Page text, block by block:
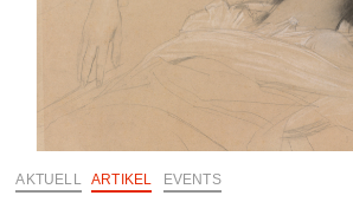
AKTUELL ARTIKEL EVENTS